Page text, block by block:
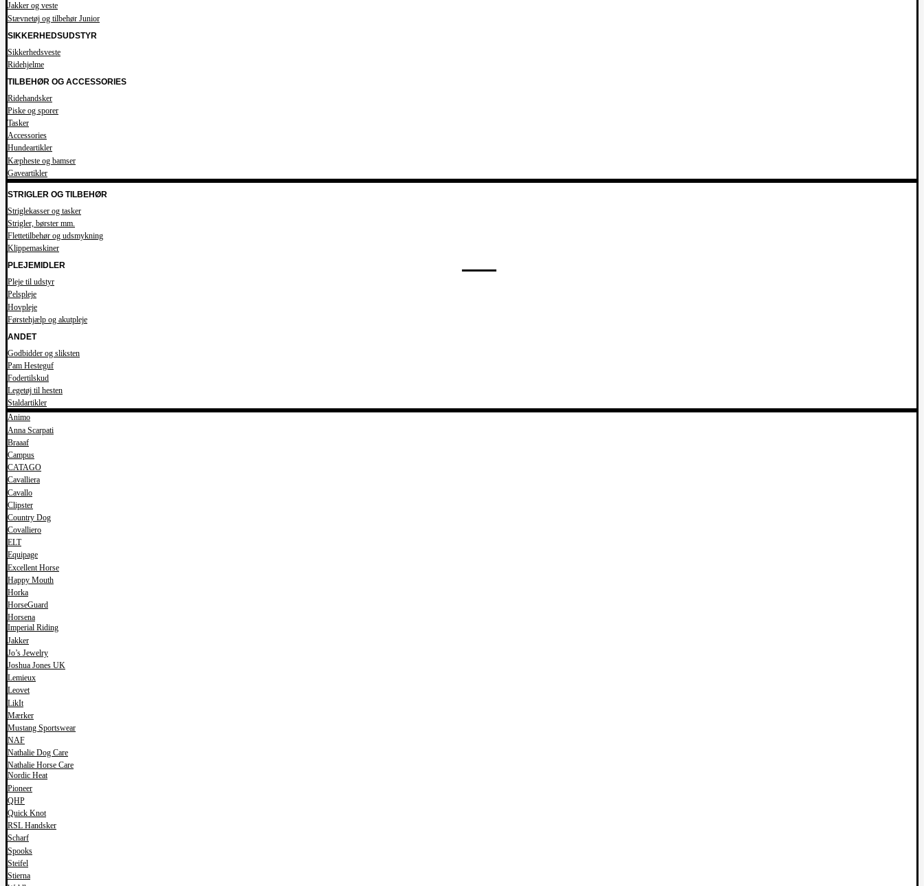
Jakker og veste
Stævnetøj og tilbehør Junior
SIKKERHEDSUDSTYR
Sikkerhedsveste
Ridehjelme
TILBEHØR OG ACCESSORIES
Ridehandsker
Piske og sporer
Tasker
Accessories
Hundeartikler
Kæpheste og bamser
Gaveartikler
STRIGLER OG TILBEHØR
Striglekasser og tasker
Strigler, børster mm.
Flettetilbehør og udsmykning
Klippemaskiner
PLEJEMIDLER
Pleje til udstyr
Pelspleje
Hovpleje
Førstehjælp og akutpleje
ANDET
Godbidder og sliksten
Pam Hesteguf
Fodertilskud
Legetøj til hesten
Staldartikler
Animo
Anna Scarpati
Braaaf
Campus
CATAGO
Cavalliera
Cavallo
Clipster
Country Dog
Covalliero
ELT
Equipage
Excellent Horse
Happy Mouth
Horka
HorseGuard
Horsena
Imperial Riding
Jakker
Jo’s Jewelry
Joshua Jones UK
Lemieux
Leovet
LikIt
Mærker
Mustang Sportswear
NAF
Nathalie Dog Care
Nathalie Horse Care
Nordic Heat
Pioneer
QHP
Quick Knot
RSL Handsker
Scharf
Spooks
Steifel
Stierna